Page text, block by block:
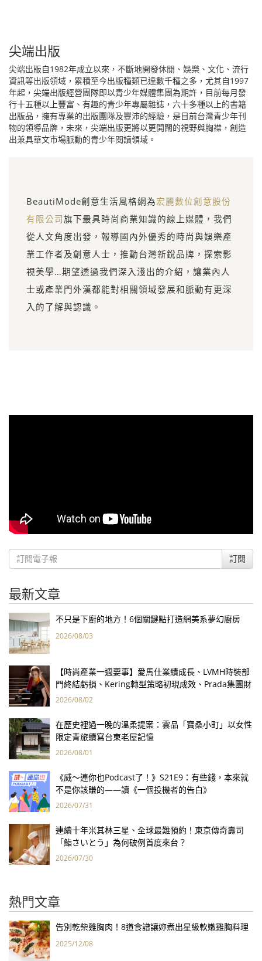
尖端出版
尖端出版自1982年成立以來，不斷地開發休閒、娛樂、文化、流行
資訊等出版領域，累積至今出版種類已達數千種之多，尤其自1997
年起，尖端出版經營團隊即以青少年媒體集團為期許，目前每月發
行十五種以上豐富、有趣的青少年專屬雜誌，六十多種以上的書籍
出版品，擁有專業的出版團隊及豐沛的經驗，是目前台灣青少年刊
物的領導品牌，未來，尖端出版更將以更開闊的視野與胸襟，創造
出兼具華文市場脈動的青少年閱讀領域。
BeautiMode創意生活風格網為宏麗數位創意股份
有限公司旗下最具時尚商業知識的線上媒體，我們
從人文角度出發，報導國內外優秀的時尚與娛樂產
業工作者及創意人士，推動台灣新銳品牌，探索影
視美學…期望透過我們深入淺出的介紹，讓業內人
士或產業門外漢都能對相關領域發展和脈動有更深
入的了解與認識。
訂閱
最新文章
不只是下廚的地方！6個關鍵點打造網美系夢幻廚房
2026/08/03
【時尚產業一週要事】愛馬仕業績成長、LVMH時裝部
門終結虧損、Kering轉型策略初現成效、Prada集團財
報亮眼
2026/08/02
在歷史裡過一晚的溫柔提案：雲品「寶桑小町」以女性
限定青旅續寫台東老屋記憶
2026/08/01
《威～連你也Podcast了！》S21E9：有些錢，本來就
不是你該賺的——讀《一個投機者的告白》
2026/07/31
連續十年米其林三星、全球最難預約！東京傳奇壽司
「鮨さいとう」為何破例首度來台？
2026/07/30
熱門文章
告別乾柴雞胸肉！8道食譜讓妳煮出星級軟嫩雞胸料理
2025/12/08